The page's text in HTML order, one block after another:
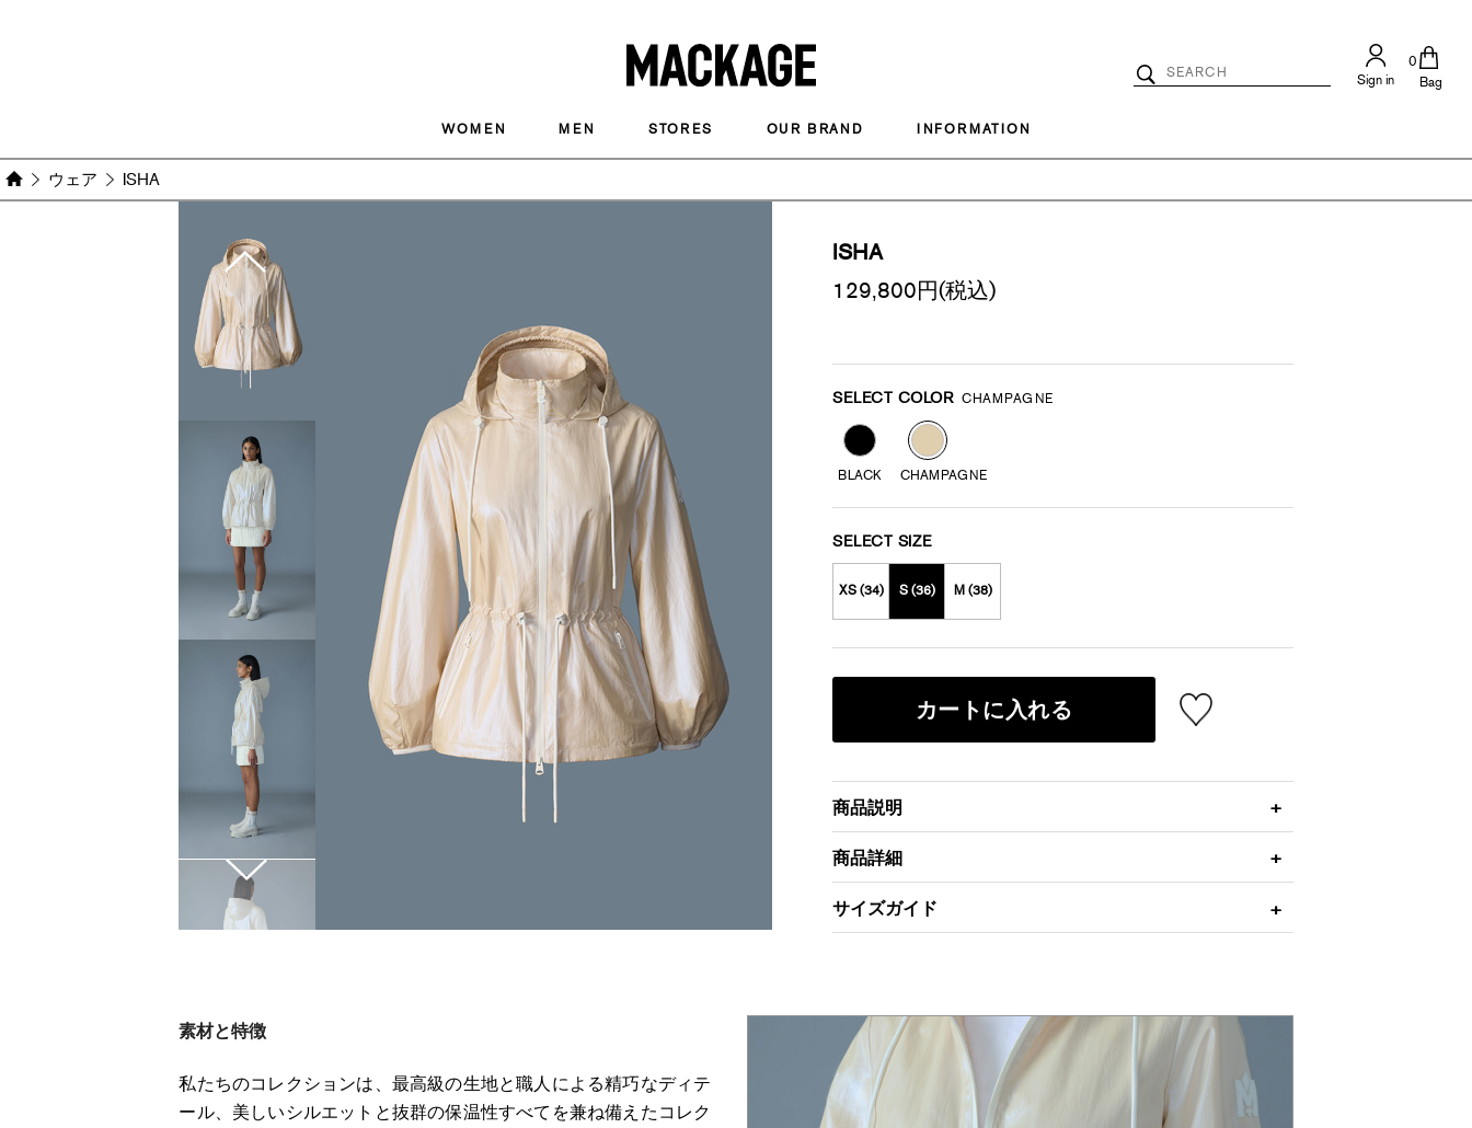
MACKAGE
Bag
0
Sign in
Search
Catalog
WOMEN MEN STORES OUR BRAND INFORMATION
ウェア ISHA
ISHA
129,800円(税込)
Promotions
SELECT COLOR CHAMPAGNE
BLACK CHAMPAGNE
SELECT SIZE
XS (34) S (36) M (38)
カートに入れる
商品説明
商品詳細
サイズガイド
素材と特徴
私たちのコレクションは、最高級の生地と職人による精巧なディテ
ール、美しいシルエットと抜群の保温性すべてを兼ね備えたコレク